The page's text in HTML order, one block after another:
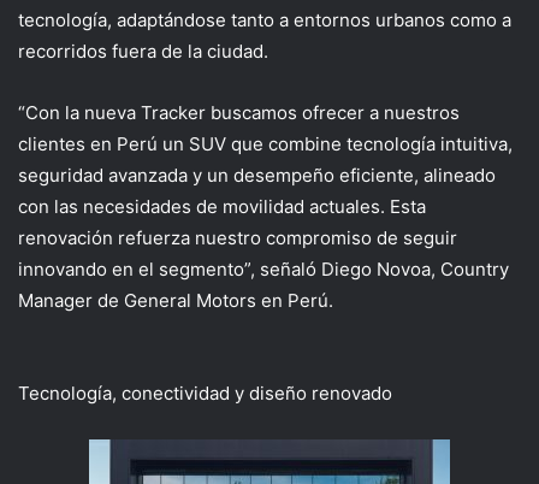
tecnología, adaptándose tanto a entornos urbanos como a
recorridos fuera de la ciudad.
“Con la nueva Tracker buscamos ofrecer a nuestros
clientes en Perú un SUV que combine tecnología intuitiva,
seguridad avanzada y un desempeño eficiente, alineado
con las necesidades de movilidad actuales. Esta
renovación refuerza nuestro compromiso de seguir
innovando en el segmento”, señaló Diego Novoa, Country
Manager de General Motors en Perú.
Tecnología, conectividad y diseño renovado